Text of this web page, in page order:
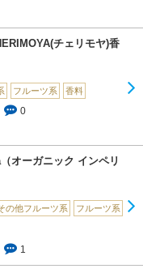
チェリモヤ)香
フルーツ系 香料
0
オーガニック インペリ
の他フルーツ系 フルーツ系
1